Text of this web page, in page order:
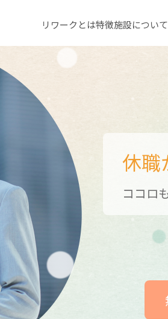
リワークとは特徴施設について
休職
ココロ